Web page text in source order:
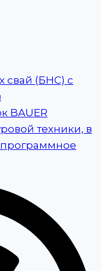
свай (БНС) с
BAUER
техники, в
программное